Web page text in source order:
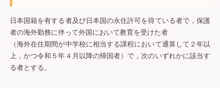
日本国籍を有する者及び日本国の永住許可を得ている者で，保護
者の海外勤務に伴って外国において教育を受けた者
（海外在住期間が中学校に相当する課程において通算して２年以
上，かつ令和５年４月以降の帰国者）で，次のいずれかに該当す
る者とする。